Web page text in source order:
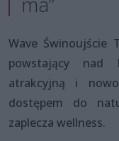
Wave Świnoujście
powstający nad
atrakcyjną i
dostępem do
zaplecza wellness.